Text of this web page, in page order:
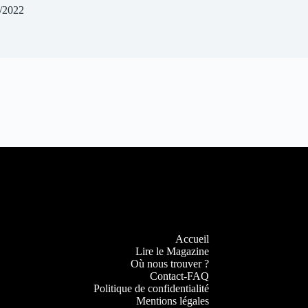
Accueil
Lire le Magazine
Où nous trouver ?
Contact-FAQ
Politique de confidentialité
Mentions légales